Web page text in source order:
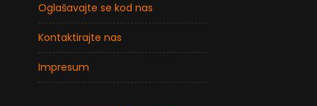
Oglašavajte se kod nas
Kontaktirajte nas
Impresum